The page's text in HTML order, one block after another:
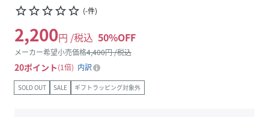
star_borderstar_borderstar_borderstar_borderstar_border (-件)
2,200円 /税込 50%OFF
メーカー希望小売価格4,400円 /税込
20ポイント 1倍 内訳
SOLD OUT SALE ギフトラッピング対象外